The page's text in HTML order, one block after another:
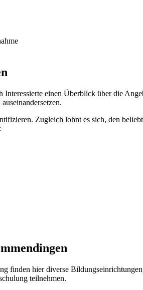
einen Überblick über die
Zugleich lohnt es sich, den
finden hier diverse
teilnehmen.